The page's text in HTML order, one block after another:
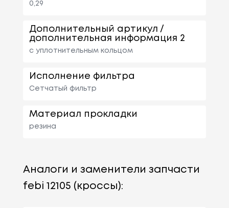
0,29
Дополнительный артикул /
дополнительная информация 2
с уплотнительным кольцом
Исполнение фильтра
Сетчатый фильтр
Материал прокладки
резина
Аналоги и заменители запчасти
febi 12105 (кроссы):